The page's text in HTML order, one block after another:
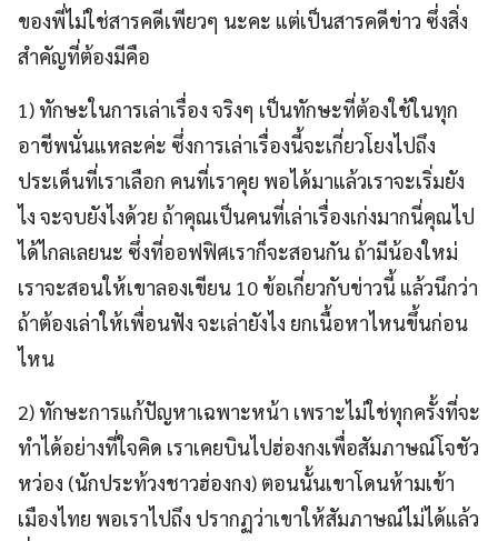
ของพี่ไม่ใช่สารคดีเพียวๆ นะคะ แต่เป็นสารคดีข่าว ซึ่งสิ่ง
สำคัญที่ต้องมีคือ
1) ทักษะในการเล่าเรื่อง จริงๆ เป็นทักษะที่ต้องใช้ในทุก
อาชีพนั่นแหละค่ะ ซึ่งการเล่าเรื่องนี้จะเกี่ยวโยงไปถึง
ประเด็นที่เราเลือก คนที่เราคุย พอได้มาแล้วเราจะเริ่มยัง
ไง จะจบยังไงด้วย ถ้าคุณเป็นคนที่เล่าเรื่องเก่งมากนี่คุณไป
ได้ไกลเลยนะ ซึ่งที่ออฟฟิศเราก็จะสอนกัน ถ้ามีน้องใหม่
เราจะสอนให้เขาลองเขียน 10 ข้อเกี่ยวกับข่าวนี้ แล้วนึกว่า
ถ้าต้องเล่าให้เพื่อนฟัง จะเล่ายังไง ยกเนื้อหาไหนขึ้นก่อน
ไหน
2) ทักษะการแก้ปัญหาเฉพาะหน้า เพราะไม่ใช่ทุกครั้งที่จะ
ทำได้อย่างที่ใจคิด เราเคยบินไปฮ่องกงเพื่อสัมภาษณ์โจชัว
หว่อง (นักประท้วงชาวฮ่องกง) ตอนนั้นเขาโดนห้ามเข้า
เมืองไทย พอเราไปถึง ปรากฏว่าเขาให้สัมภาษณ์ไม่ได้แล้ว